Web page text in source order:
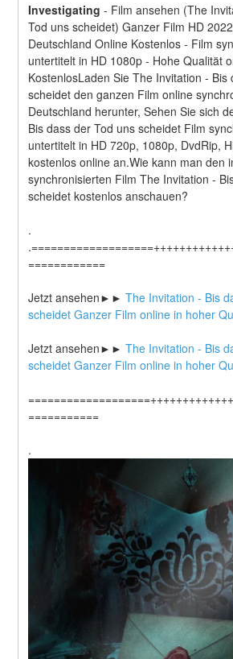
Investigating - Film ansehen (The
Tod uns scheidet) Ganzer Film HD
Deutschland Online Kostenlos - Film
untertitelt in HD 1080p - Hohe Qualität
KostenlosLaden Sie The Invitation - Bis
scheidet den ganzen Film online
Deutschland herunter, Sehen Sie sich
Bis dass der Tod uns scheidet Film
untertitelt in HD 720p, 1080p, DvdRip,
kostenlos online an.Wie kann man den
synchronisierten Film The Invitation -
scheidet kostenlos anschauen?
.
============
Jetzt ansehen►► The Invitation - Bis
scheidet Ganzer Film online in hoher
Jetzt ansehen►► The Invitation - Bis
scheidet Ganzer Film online in hoher
===========
.